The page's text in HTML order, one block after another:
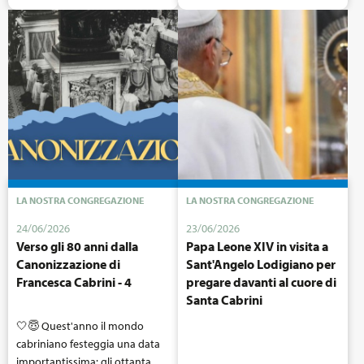
Saverio Cabrini è stata
proclamata Santa, da Papa Pio
XII.
Era il 7 luglio 1946. Fino al
giorno dell'Anniversario della
Canonizzazione, sui nostri
canali social e sul sito
www.cabrini.org ogni mercoledì
e ogni sabato troverete degli
approfondimenti su questo
evento così importante per la
nostra Congregazione e per la
Chiesa.
Oggi scopriamo insieme come
la stampa e i giornali
LA NOSTRA CONGREGAZIONE
24/06/2026
Verso gli 80 anni dalla
Canonizzazione di
Francesca Cabrini - 4
🤍😇 Quest'anno il mondo
cabriniano festeggia una data
LA NOSTRA CONGREGAZIONE
23/06/2026
Papa Leone XIV in visita a
Sant'Angelo Lodigiano per
pregare davanti al cuore di
Santa Cabrini